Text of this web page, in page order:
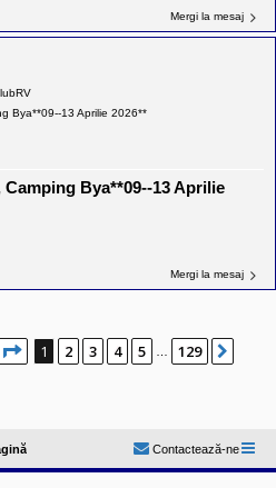
Mergi la mesaj
Bya**09--13 Aprilie 2026**
Camping Bya**09--13 Aprilie
Mergi la mesaj
Pagina din 129
1 2 3 4 5 129
Contactează-ne